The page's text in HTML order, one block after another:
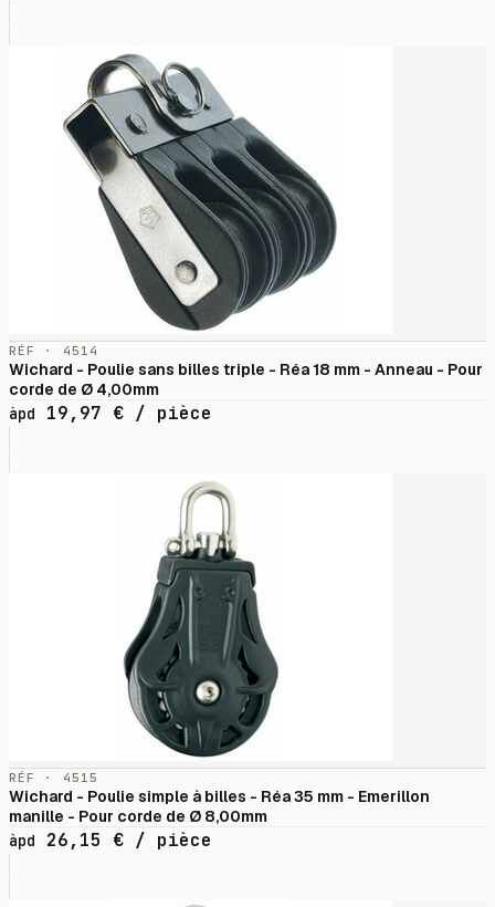
RÉF · 4514
Wichard - Poulie sans billes triple - Réa 18 mm - Anneau - Pour
corde de Ø 4,00mm
àpd
19,97 € / pièce
RÉF · 4515
Wichard - Poulie simple à billes - Réa 35 mm - Emerillon
manille - Pour corde de Ø 8,00mm
àpd
26,15 € / pièce